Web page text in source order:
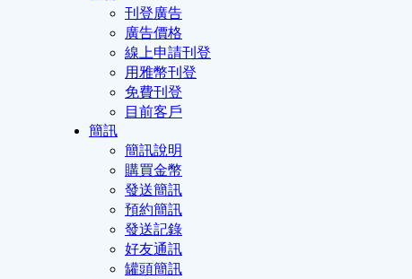
刊登廣告
廣告價格
線上申請刊登
用雅幣刊登
免費刊登
目前客戶
簡訊
簡訊說明
購買金幣
發送簡訊
預約簡訊
發送記錄
好友通訊
罐頭簡訊